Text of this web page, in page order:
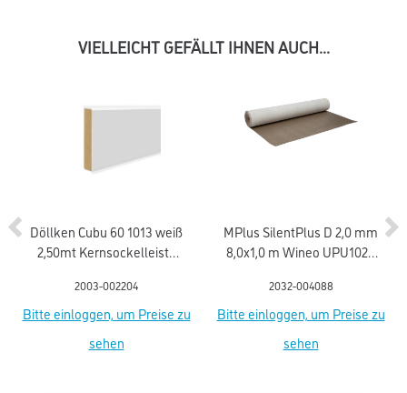
VIELLEICHT GEFÄLLT IHNEN AUCH...
Döllken Cubu 60 1013 weiß
2,50mt Kernsockelleiste
2003-002204
Bitte einloggen, um Preise zu
sehen
MPlus SilentPlus D 2,0 mm
8,0x1,0 m Wineo UPU1020
2032-004088
Bitte einloggen, um Preise zu
sehen